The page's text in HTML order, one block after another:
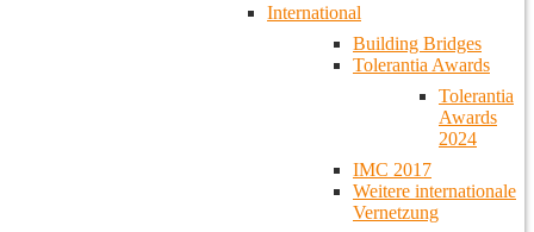
International
Building Bridges
Tolerantia Awards
Tolerantia
Awards
2024
IMC 2017
Weitere internationale
Vernetzung